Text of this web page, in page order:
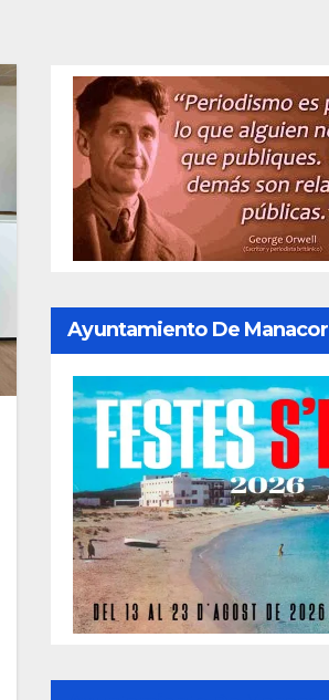
Ayuntamiento De Manacor